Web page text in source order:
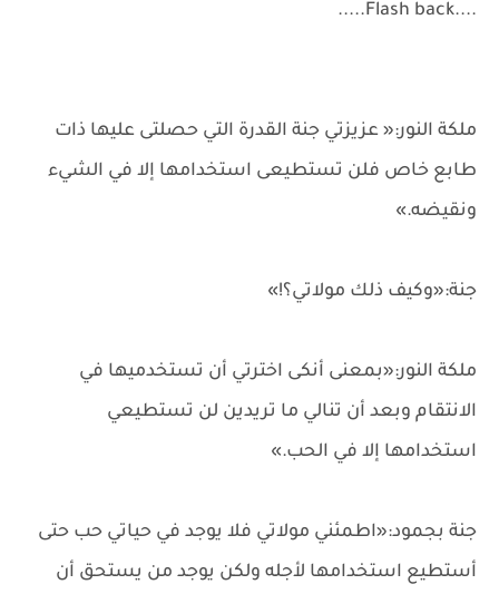
....Flash back.....
ملكة النور:« عزيزتي جنة القدرة التي حصلتى عليها ذات
طابع خاص فلن تستطيعى استخدامها إلا في الشيء
ونقيضه.»
جنة:«وكيف ذلك مولاتي؟!»
ملكة النور:«بمعنى أنكى اخترتي أن تستخدميها في
الانتقام وبعد أن تنالي ما تريدين لن تستطيعي
استخدامها إلا في الحب.»
جنة بجمود:«اطمئني مولاتي فلا يوجد في حياتي حب حتى
أستطيع استخدامها لأجله ولكن يوجد من يستحق أن